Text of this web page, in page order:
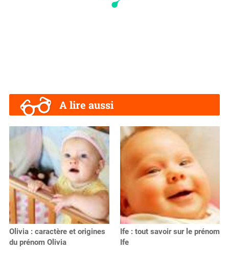
A lire aussi
Olivia : caractère et origines
du prénom Olivia
Ife : tout savoir sur le prénom
Ife